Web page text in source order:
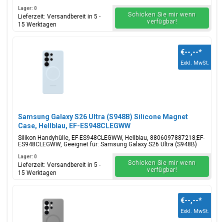
Lager: 0
Lieferzeit: Versandbereit in 5 -
15 Werktagen
Schicken Sie mir wenn
verfügbar!
Samsung Galaxy S26 Ultra (S948B) Silicone Magnet
Case, Hellblau, EF-ES948CLEGWW
Silikon Handyhülle, EF-ES948CLEGWW, Hellblau, 8806097887218;EF-
ES948CLEGWW, Geeignet für: Samsung Galaxy S26 Ultra (S948B)
€--,--*
Exkl. MwSt.
Lager: 0
Lieferzeit: Versandbereit in 5 -
15 Werktagen
Schicken Sie mir wenn
verfügbar!
€--,--*
Exkl. MwSt.